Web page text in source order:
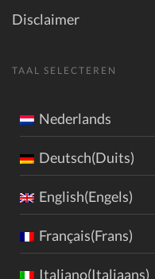
Disclaimer
TAAL SELECTEREN
Nederlands
Deutsch(Duits)
English(Engels)
Français(Frans)
Italiano(Italiaans)